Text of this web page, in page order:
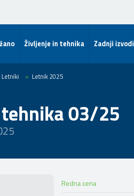
Življenje in tehnika Zadnji izvodi
Letniki » Letnik 2025
03/25
Redna cena